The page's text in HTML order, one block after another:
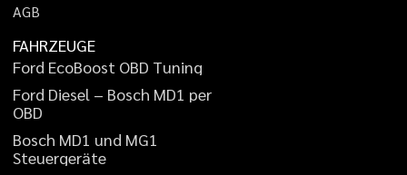
AGB
FAHRZEUGE
Ford EcoBoost OBD Tuning
Ford Diesel – Bosch MD1 per
OBD
Bosch MD1 und MG1
Steuergeräte